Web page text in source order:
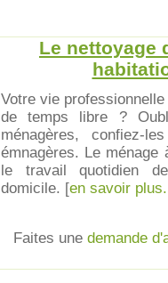
Le nettoyage
Votre vie
de temps libre ?
ménagères, confiez-
émnagères. Le ménage
le travail quotidien
domicile. [en savoir
Faites une demande